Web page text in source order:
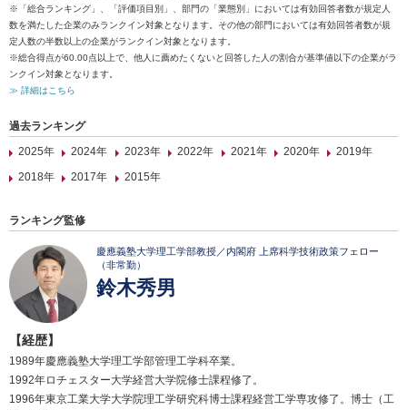
※「総合ランキング」、「評価項目別」、部門の「業態別」においては有効回答者数が規定人
数を満たした企業のみランクイン対象となります。その他の部門においては有効回答者数が規
定人数の半数以上の企業がランクイン対象となります。
※総合得点が60.00点以上で、他人に薦めたくないと回答した人の割合が基準値以下の企業がラ
ンクイン対象となります。
≫ 詳細はこちら
過去ランキング
2025年
2024年 2023年 2022年 2021年 2020年
2019年
2018年
2017年 2015年
ランキング監修
慶應義塾大学理工学部教授／内閣府 上席科学技術政策フェロー
（非常勤）
鈴木秀男
【経歴】
1989年慶應義塾大学理工学部管理工学科卒業。
1992年ロチェスター大学経営大学院修士課程修了。
1996年東京工業大学大学院理工学研究科博士課程経営工学専攻修了。博士（工